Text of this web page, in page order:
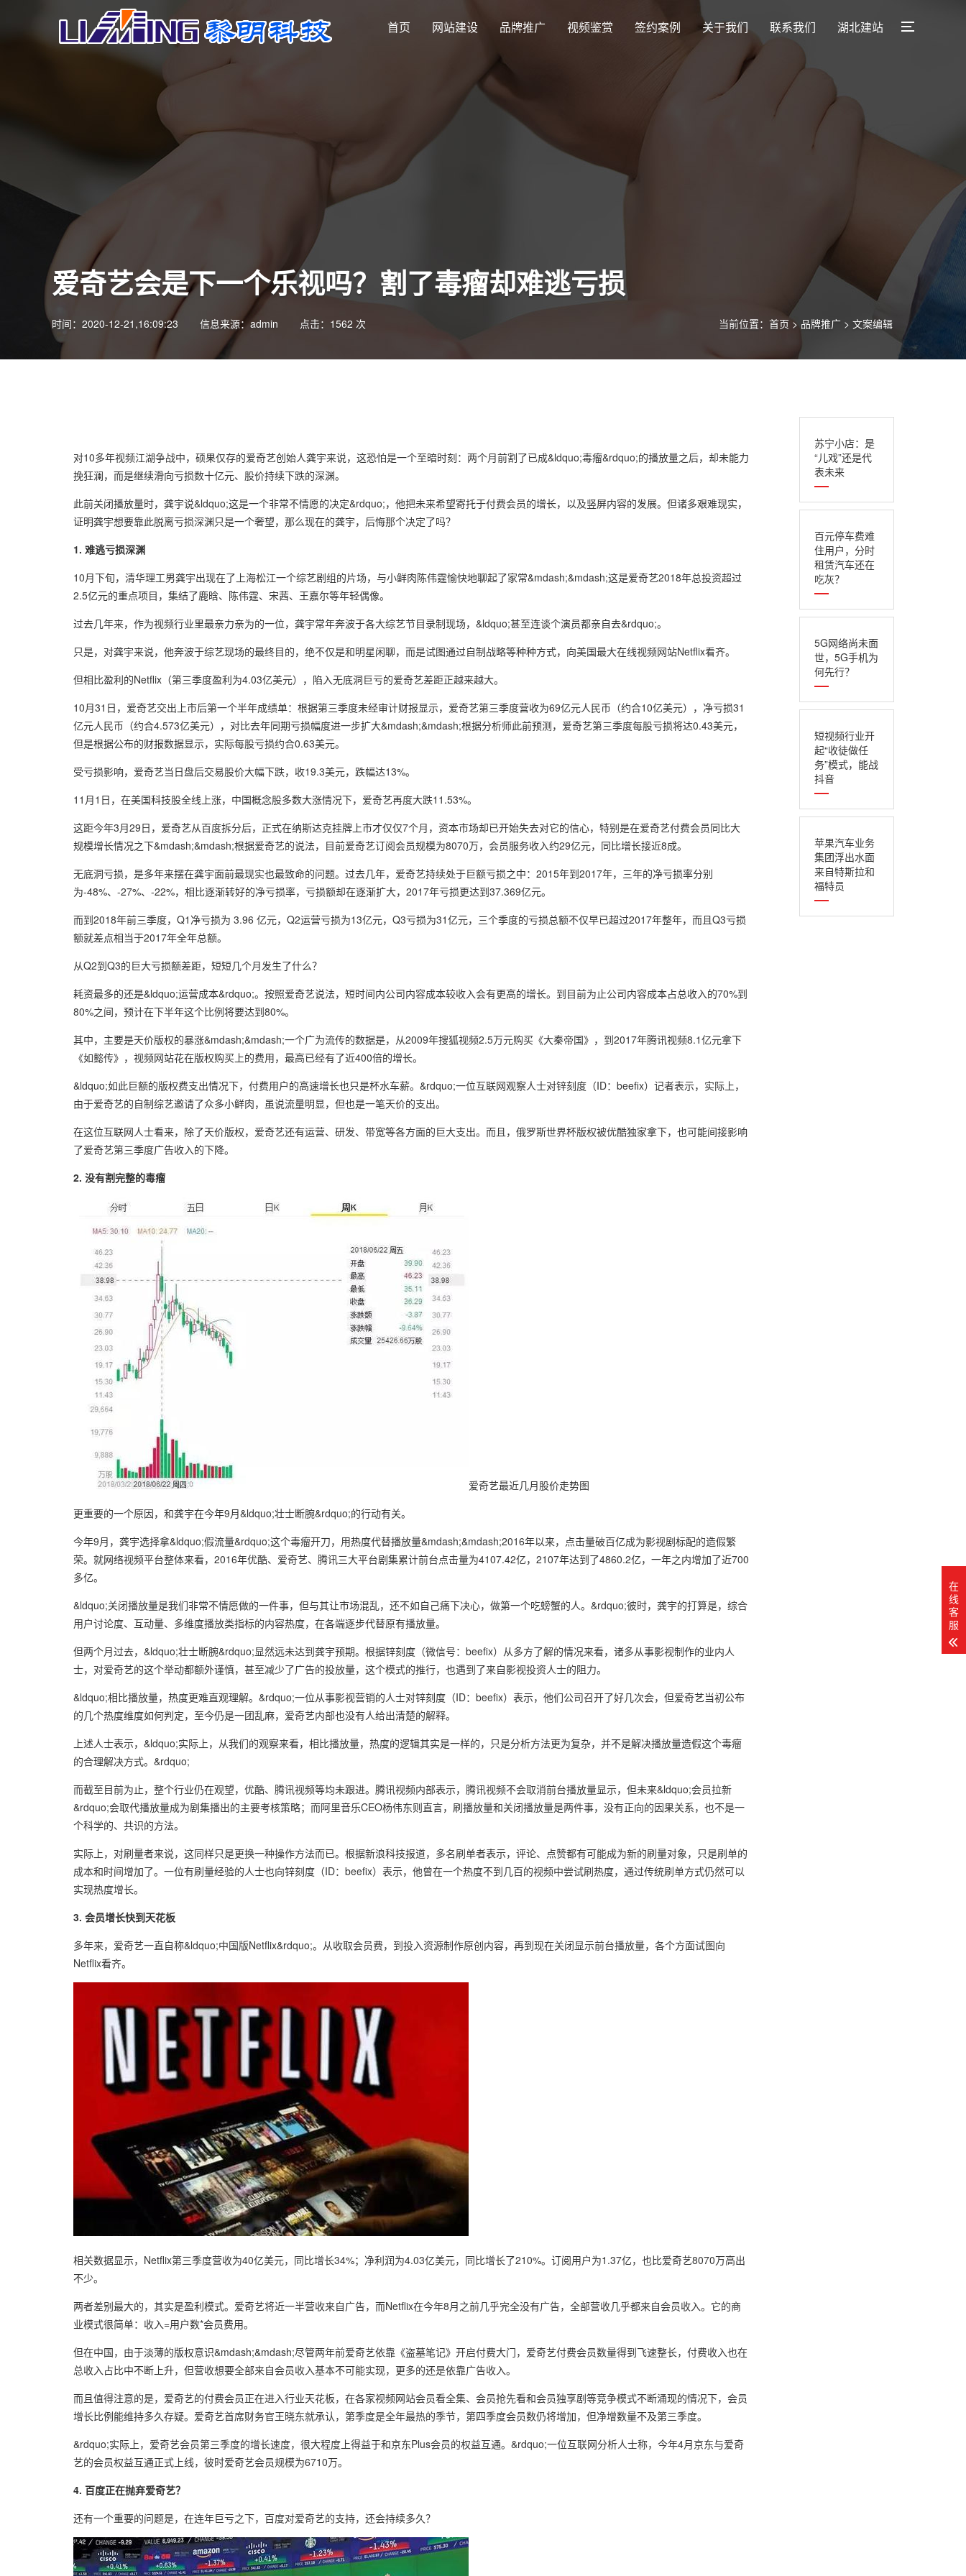
首页 网站建设 品牌推广 视频鉴赏 签约案例 关于我们 联系我们 湖北建站
爱奇艺会是下一个乐视吗？割了毒瘤却难逃亏损
当前位置： 首页 > 品牌推广 > 文案编辑
时间：2020-12-21,16:09:23 信息来源：admin 点击：1562 次
苏宁小店：是
“儿戏”还是代
表未来
百元停车费难
住用户，分时
租赁汽车还在
吃灰？
5G网络尚未面
世，5G手机为
何先行？
短视频行业开
起“收徒做任
务”模式，能战
抖音
苹果汽车业务
集团浮出水面
来自特斯拉和
福特员
对10多年视频江湖争战中，硕果仅存的爱奇艺创始人龚宇来说，这恐怕是一个至暗时刻：两个月前割了已成&ldquo;毒瘤&rdquo;的播放量之后，却未能力
挽狂澜，而是继续滑向亏损数十亿元、股价持续下跌的深渊。
此前关闭播放量时，龚宇说&ldquo;这是一个非常不情愿的决定&rdquo;，他把未来希望寄托于付费会员的增长，以及竖屏内容的发展。但诸多艰难现实，
证明龚宇想要靠此脱离亏损深渊只是一个奢望，那么现在的龚宇，后悔那个决定了吗？
1. 难逃亏损深渊
10月下旬，清华理工男龚宇出现在了上海松江一个综艺剧组的片场，与小鲜肉陈伟霆愉快地聊起了家常&mdash;&mdash;这是爱奇艺2018年总投资超过
2.5亿元的重点项目，集结了鹿晗、陈伟霆、宋茜、王嘉尔等年轻偶像。
过去几年来，作为视频行业里最亲力亲为的一位，龚宇常年奔波于各大综艺节目录制现场，&ldquo;甚至连谈个演员都亲自去&rdquo;。
只是，对龚宇来说，他奔波于综艺现场的最终目的，绝不仅是和明星闲聊，而是试图通过自制战略等种种方式，向美国最大在线视频网站Netflix看齐。
但相比盈利的Netflix（第三季度盈利为4.03亿美元），陷入无底洞巨亏的爱奇艺差距正越来越大。
10月31日，爱奇艺交出上市后第一个半年成绩单：根据第三季度未经审计财报显示，爱奇艺第三季度营收为69亿元人民币（约合10亿美元），净亏损31
亿元人民币（约合4.573亿美元），对比去年同期亏损幅度进一步扩大&mdash;&mdash;根据分析师此前预测，爱奇艺第三季度每股亏损将达0.43美元，
但是根据公布的财报数据显示，实际每股亏损约合0.63美元。
受亏损影响，爱奇艺当日盘后交易股价大幅下跌，收19.3美元，跌幅达13%。
11月1日，在美国科技股全线上涨，中国概念股多数大涨情况下，爱奇艺再度大跌11.53%。
这距今年3月29日，爱奇艺从百度拆分后，正式在纳斯达克挂牌上市才仅仅7个月，资本市场却已开始失去对它的信心，特别是在爱奇艺付费会员同比大
规模增长情况之下&mdash;&mdash;根据爱奇艺的说法，目前爱奇艺订阅会员规模为8070万，会员服务收入约29亿元，同比增长接近8成。
无底洞亏损，是多年来摆在龚宇面前最现实也最致命的问题。过去几年，爱奇艺持续处于巨额亏损之中：2015年到2017年，三年的净亏损率分别
为-48%、-27%、-22%，相比逐渐转好的净亏损率，亏损额却在逐渐扩大，2017年亏损更达到37.369亿元。
而到2018年前三季度，Q1净亏损为 3.96 亿元，Q2运营亏损为13亿元，Q3亏损为31亿元，三个季度的亏损总额不仅早已超过2017年整年，而且Q3亏损
额就差点相当于2017年全年总额。
从Q2到Q3的巨大亏损额差距，短短几个月发生了什么？
耗资最多的还是&ldquo;运营成本&rdquo;。按照爱奇艺说法，短时间内公司内容成本较收入会有更高的增长。到目前为止公司内容成本占总收入的70%到
80%之间，预计在下半年这个比例将要达到80%。
其中，主要是天价版权的暴涨&mdash;&mdash;一个广为流传的数据是，从2009年搜狐视频2.5万元购买《大秦帝国》，到2017年腾讯视频8.1亿元拿下
《如懿传》，视频网站花在版权购买上的费用，最高已经有了近400倍的增长。
&ldquo;如此巨额的版权费支出情况下，付费用户的高速增长也只是杯水车薪。&rdquo;一位互联网观察人士对锌刻度（ID：beefix）记者表示，实际上，
由于爱奇艺的自制综艺邀请了众多小鲜肉，虽说流量明显，但也是一笔天价的支出。
在这位互联网人士看来，除了天价版权，爱奇艺还有运营、研发、带宽等各方面的巨大支出。而且，俄罗斯世界杯版权被优酷独家拿下，也可能间接影响
了爱奇艺第三季度广告收入的下降。
2. 没有割完整的毒瘤
爱奇艺最近几月股价走势图
更重要的一个原因，和龚宇在今年9月&ldquo;壮士断腕&rdquo;的行动有关。
今年9月，龚宇选择拿&ldquo;假流量&rdquo;这个毒瘤开刀，用热度代替播放量&mdash;&mdash;2016年以来，点击量破百亿成为影视剧标配的造假繁
荣。就网络视频平台整体来看，2016年优酷、爱奇艺、腾讯三大平台剧集累计前台点击量为4107.42亿，2107年达到了4860.2亿，一年之内增加了近700
多亿。
&ldquo;关闭播放量是我们非常不情愿做的一件事，但与其让市场混乱，还不如自己痛下决心，做第一个吃螃蟹的人。&rdquo;彼时，龚宇的打算是，综合
用户讨论度、互动量、多维度播放类指标的内容热度，在各端逐步代替原有播放量。
但两个月过去，&ldquo;壮士断腕&rdquo;显然远未达到龚宇预期。根据锌刻度（微信号：beefix）从多方了解的情况来看，诸多从事影视制作的业内人
士，对爱奇艺的这个举动都额外谨慎，甚至减少了广告的投放量，这个模式的推行，也遇到了来自影视投资人士的阻力。
&ldquo;相比播放量，热度更难直观理解。&rdquo;一位从事影视营销的人士对锌刻度（ID：beefix）表示，他们公司召开了好几次会，但爱奇艺当初公布
的几个热度维度如何判定，至今仍是一团乱麻，爱奇艺内部也没有人给出清楚的解释。
上述人士表示，&ldquo;实际上，从我们的观察来看，相比播放量，热度的逻辑其实是一样的，只是分析方法更为复杂，并不是解决播放量造假这个毒瘤
的合理解决方式。&rdquo;
而截至目前为止，整个行业仍在观望，优酷、腾讯视频等均未跟进。腾讯视频内部表示，腾讯视频不会取消前台播放量显示，但未来&ldquo;会员拉新
&rdquo;会取代播放量成为剧集播出的主要考核策略；而阿里音乐CEO杨伟东则直言，刷播放量和关闭播放量是两件事，没有正向的因果关系，也不是一
个科学的、共识的方法。
实际上，对刷量者来说，这同样只是更换一种操作方法而已。根据新浪科技报道，多名刷单者表示，评论、点赞都有可能成为新的刷量对象，只是刷单的
成本和时间增加了。一位有刷量经验的人士也向锌刻度（ID：beefix）表示，他曾在一个热度不到几百的视频中尝试刷热度，通过传统刷单方式仍然可以
实现热度增长。
3. 会员增长快到天花板
多年来，爱奇艺一直自称&ldquo;中国版Netflix&rdquo;。从收取会员费，到投入资源制作原创内容，再到现在关闭显示前台播放量，各个方面试图向
Netflix看齐。
相关数据显示，Netflix第三季度营收为40亿美元，同比增长34%；净利润为4.03亿美元，同比增长了210%。订阅用户为1.37亿，也比爱奇艺8070万高出
不少。
两者差别最大的，其实是盈利模式。爱奇艺将近一半营收来自广告，而Netflix在今年8月之前几乎完全没有广告，全部营收几乎都来自会员收入。它的商
业模式很简单：收入=用户数*会员费用。
但在中国，由于淡薄的版权意识&mdash;&mdash;尽管两年前爱奇艺依靠《盗墓笔记》开启付费大门，爱奇艺付费会员数量得到飞速整长，付费收入也在
总收入占比中不断上升，但营收想要全部来自会员收入基本不可能实现，更多的还是依靠广告收入。
而且值得注意的是，爱奇艺的付费会员正在进入行业天花板，在各家视频网站会员看全集、会员抢先看和会员独享剧等竞争模式不断涌现的情况下，会员
增长比例能维持多久存疑。爱奇艺首席财务官王晓东就承认，第季度是全年最热的季节，第四季度会员数仍将增加，但净增数量不及第三季度。
&rdquo;实际上，爱奇艺会员第三季度的增长速度，很大程度上得益于和京东Plus会员的权益互通。&rdquo;一位互联网分析人士称，今年4月京东与爱奇
艺的会员权益互通正式上线，彼时爱奇艺会员规模为6710万。
4. 百度正在抛弃爱奇艺？
还有一个重要的问题是，在连年巨亏之下，百度对爱奇艺的支持，还会持续多久？
在
线
客
服